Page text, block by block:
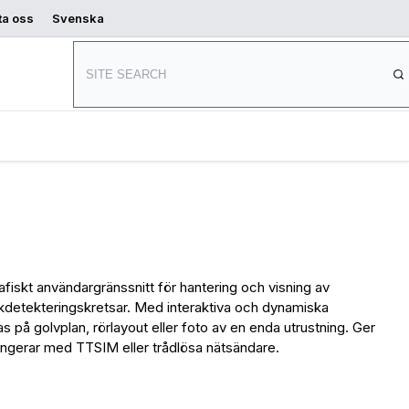
oss Svenska
köpa
Börja designa
användargränssnitt för hantering och visning av
Med interaktiva och dynamiska
på golvplan, rörlayout eller foto av en enda utrustning. Ger
med TTSIM eller trådlösa nätsändare.